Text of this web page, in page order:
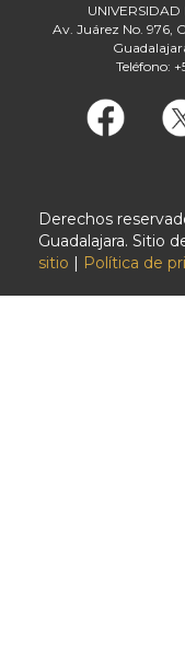
Av. Juárez No. 976,
Teléfono:
Derechos
Guadalajara. Sitio
sitio | Política de